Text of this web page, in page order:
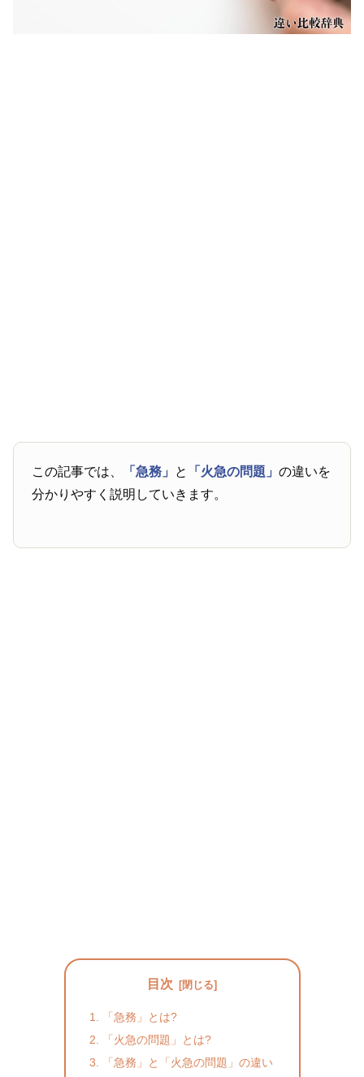
この記事では、 「急務」 と 「火急の問題」の違いを
分かりやすく説明していきます。
目次
「急務」とは?
「火急の問題」とは?
「急務」と「火急の問題」の違い